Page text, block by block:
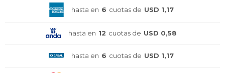
hasta en 6 cuotas de USD 1,17
hasta en 12 cuotas de USD 0,58
hasta en 6 cuotas de USD 1,17